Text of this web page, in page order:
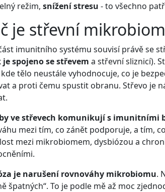
režim, snížení stresu - to všechno
je střevní
imunitního systému souvisí právě se
je spojeno se střevem a střevní sliznicí).
tělo neustále vyhodnocuje, co je
a proti čemu spustit obranu. Střevo je
ve střevech komunikují s imunitními
mezi tím, co zánět podporuje, a tím,
mezi mikrobiomem, dysbiózou a
je narušení rovnováhy mikrobiomu.
špatných“. To je podle mě až moc